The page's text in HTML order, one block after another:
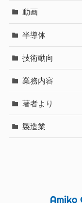
動画
半導体
技術動向
業務内容
著者より
製造業